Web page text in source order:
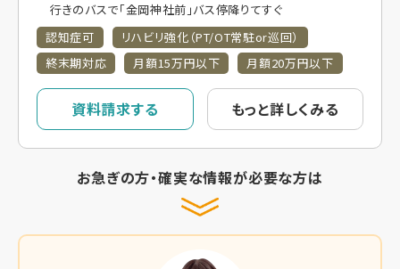
行きのバスで「金岡神社前」バス停降りてすぐ
認知症可
リハビリ強化（PT/OT常駐or巡回）
終末期対応
月額15万円以下 月額20万円以下
資料請求する もっと詳しくみる
お急ぎの方・確実な情報が必要な方は